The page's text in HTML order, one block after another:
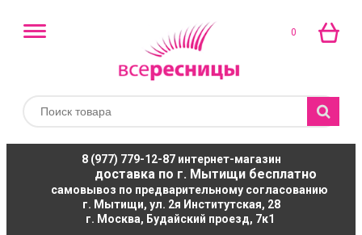
0
8 (977) 779-12-87интернет-магазин
доставка по г. Мытищи бесплатно
самовывоз по предварительному согласованию
г. Мытищи, ул. 2я Институтская, 28
г. Москва, Будайский проезд, 7к1